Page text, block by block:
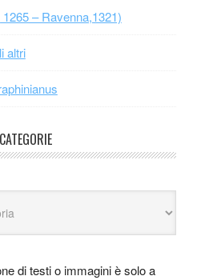
– Ravenna,1321)
altri
CATEGORIE
di testi o immagini è solo a